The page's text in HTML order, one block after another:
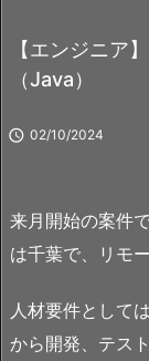
【エンジニア
（Java）
 02/10/2024
来月開始の案件
は千葉で、リモ
人材要件として
から開発、テス